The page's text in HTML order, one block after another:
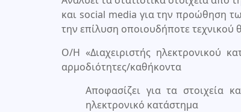
και social media για την προώθηση
την επίλυση οποιουδήποτε τεχνικού
Ο/Η «Διαχειριστής ηλεκτρονικού
αρμοδιότητες/καθήκοντα
Αποφασίζει για τα στοιχεία
ηλεκτρονικό κατάστημα